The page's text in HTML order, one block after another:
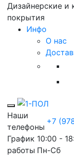
Дизайнерские и
покрытия
Инфо
О нас
Toggle mobile
Наши
телефоны
+7
График
работы
10:00 -
Пн-Сб